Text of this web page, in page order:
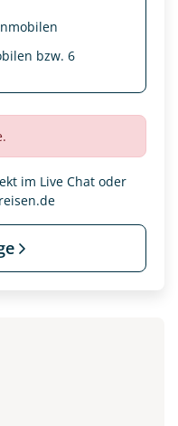
bzw. 6
im Live Chat oder